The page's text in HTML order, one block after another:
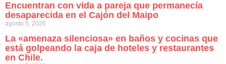
Encuentran con vida a pareja que permanecía
desaparecida en el Cajón del Maipo
agosto 5, 2026
La «amenaza silenciosa» en baños y cocinas que
está golpeando la caja de hoteles y restaurantes
en Chile.